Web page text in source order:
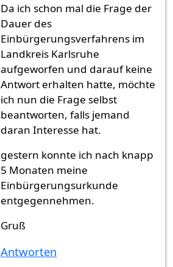
Da ich schon mal die Frage der
Dauer des
Einbürgerungsverfahrens im
Landkreis Karlsruhe
aufgeworfen und darauf keine
Antwort erhalten hatte, möchte
ich nun die Frage selbst
beantworten, falls jemand
daran Interesse hat.
gestern konnte ich nach knapp
5 Monaten meine
Einbürgerungsurkunde
entgegennehmen.
Gruß
Antworten